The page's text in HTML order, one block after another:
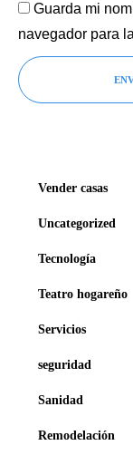
Guarda mi
navegador para
Vender casas
Uncategorized
Tecnología
Teatro hogareño
Servicios
seguridad
Sanidad
Remodelación